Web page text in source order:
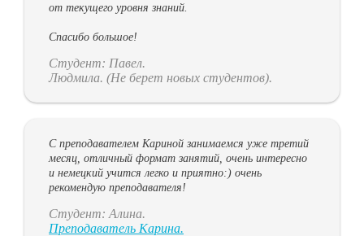
от текущего уровня знаний.
Спасибо большое!
Студент: Павел.
Людмила. (Не берет новых студентов).
С преподавателем Кариной занимаемся уже третий
месяц, отличный формат занятий, очень интересно
и немецкий учится легко и приятно:) очень
рекомендую преподавателя!
Студент: Алина.
Преподаватель Карина.